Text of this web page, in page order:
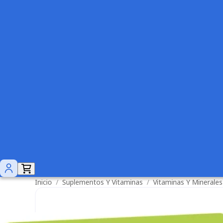
Inicio / Suplementos Y Vitaminas / Vitaminas Y Minerales